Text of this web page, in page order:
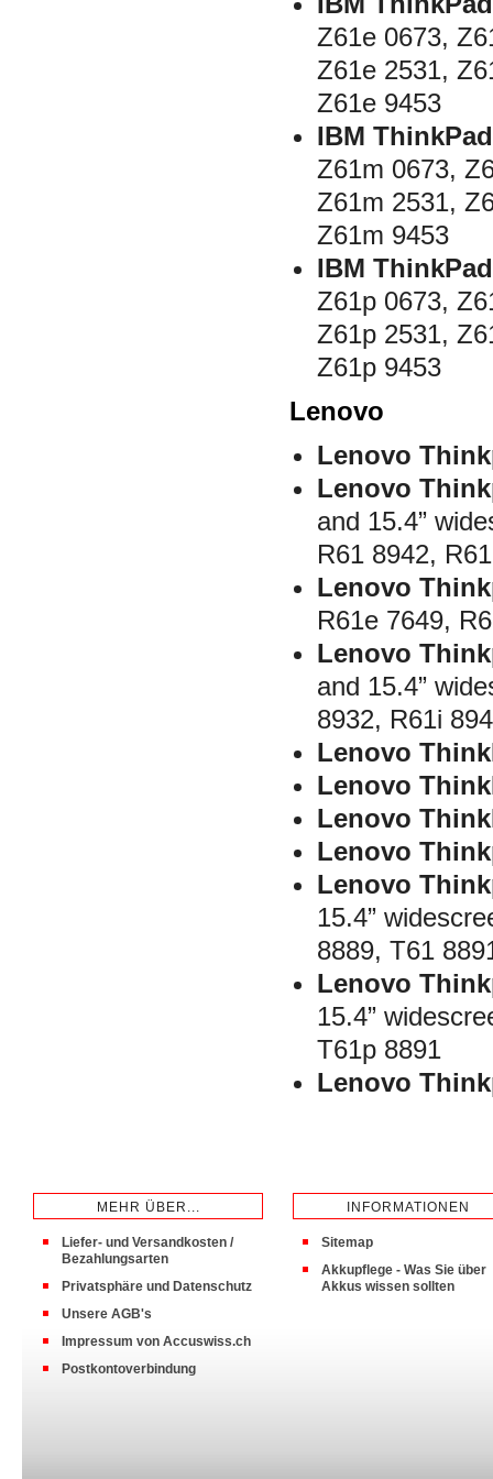
Z61e 0673,
Z61e 2531,
Z61e 9453
IBM
Z61m 0673,
Z61m 2531,
Z61m 9453
IBM
Z61p 0673,
Z61p 2531,
Z61p 9453
Lenovo
Lenovo
Lenovo
and 15.4”
R61 8942,
Lenovo
R61e 7649,
Lenovo
and 15.4”
8932, R61i
Lenovo
Lenovo
Lenovo
Lenovo
Lenovo
15.4”
8889, T61
Lenovo
15.4”
T61p 8891
Lenovo
MEHR ÜBER...
Liefer- und Versandkosten /
Bezahlungsarten
Privatsphäre und Datenschutz
Unsere AGB's
Impressum von Accuswiss.ch
Postkontoverbindung
INFORMATIONEN
Sitemap
Akkupflege - Was Sie über
Akkus wissen sollten